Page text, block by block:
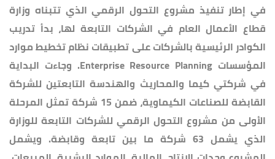
في إطار تنفيذ مشروع التحول الرقمي الذي تتبناه وزارة
قطاع الأعمال العام في الشركات التابعة لها، بدأ تدريب
الكوادر الرئيسية بالشركات على تطبيقات نظام تخطيط موارد
المؤسسات Enterprise Resource Planning. وجاءت البداية
في شركتي كيما والمحاريث والهندسة التابعتين للشركة
القابضة للصناعات الكيماوية، ضمن 15 شركة تمثل المرحلة
الأولى من مشروع التحول الرقمي للشركات التابعة للوزارة
الذي يشمل 63 شركة ما بين تابعة وقابضة. ويشمل